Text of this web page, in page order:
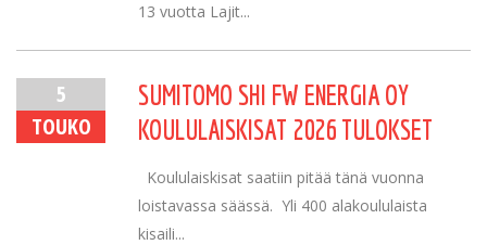
13 vuotta Lajit...
5
TOUKO
SUMITOMO SHI FW ENERGIA OY
KOULULAISKISAT 2026 TULOKSET
Koululaiskisat saatiin pitää tänä vuonna
loistavassa säässä. Yli 400 alakoululaista
kisaili...